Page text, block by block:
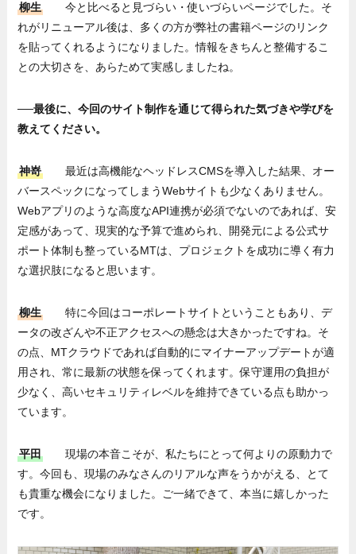
柳生
今と比べると見づらい・使いづらいページでした。そ
れがリニューアル後は、多くの方が弊社の書籍ページのリンク
を貼ってくれるようになりました。情報をきちんと整備するこ
との大切さを、あらためて実感しましたね。
──最後に、今回のサイト制作を通じて得られた気づきや学びを
教えてください。
神嵜
最近は高機能なヘッドレスCMSを導入した結果、オー
バースペックになってしまうWebサイトも少なくありません。
Webアプリのような高度なAPI連携が必須でないのであれば、安
定感があって、現実的な予算で進められ、開発元による公式サ
ポート体制も整っているMTは、プロジェクトを成功に導く有力
な選択肢になると思います。
柳生
特に今回はコーポレートサイトということもあり、デ
ータの改ざんや不正アクセスへの懸念は大きかったですね。そ
の点、MTクラウドであれば自動的にマイナーアップデートが適
用され、常に最新の状態を保ってくれます。保守運用の負担が
少なく、高いセキュリティレベルを維持できている点も助かっ
ています。
平田
現場の本音こそが、私たちにとって何よりの原動力で
す。今回も、現場のみなさんのリアルな声をうかがえる、とて
も貴重な機会になりました。ご一緒できて、本当に嬉しかった
です。